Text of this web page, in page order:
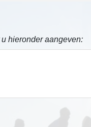
hieronder aangeven: